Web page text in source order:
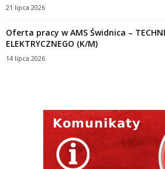
21 lipca 2026
Oferta pracy w AMS Świdnica –
ELEKTRYCZNEGO (K/M)
14 lipca 2026